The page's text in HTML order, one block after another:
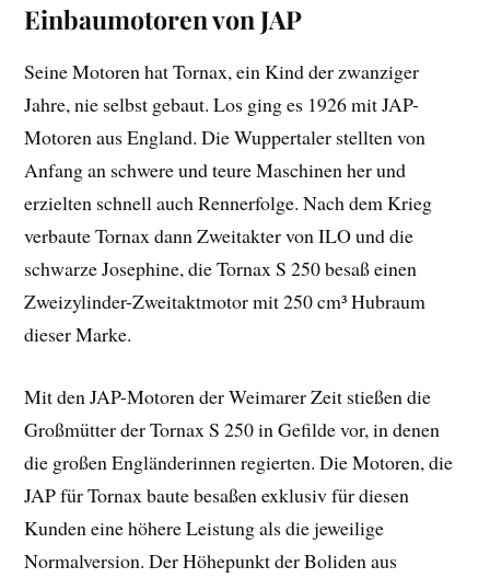
Einbaumotoren von JAP
Seine Motoren hat Tornax, ein Kind der zwanziger
Jahre, nie selbst gebaut. Los ging es 1926 mit JAP-
Motoren aus England. Die Wuppertaler stellten von
Anfang an schwere und teure Maschinen her und
erzielten schnell auch Rennerfolge. Nach dem Krieg
verbaute Tornax dann Zweitakter von ILO und die
schwarze Josephine, die Tornax S 250 besaß einen
Zweizylinder-Zweitaktmotor mit 250 cm³ Hubraum
dieser Marke.
Mit den JAP-Motoren der Weimarer Zeit stießen die
Großmütter der Tornax S 250 in Gefilde vor, in denen
die großen Engländerinnen regierten. Die Motoren, die
JAP für Tornax baute besaßen exklusiv für diesen
Kunden eine höhere Leistung als die jeweilige
Normalversion. Der Höhepunkt der Boliden aus